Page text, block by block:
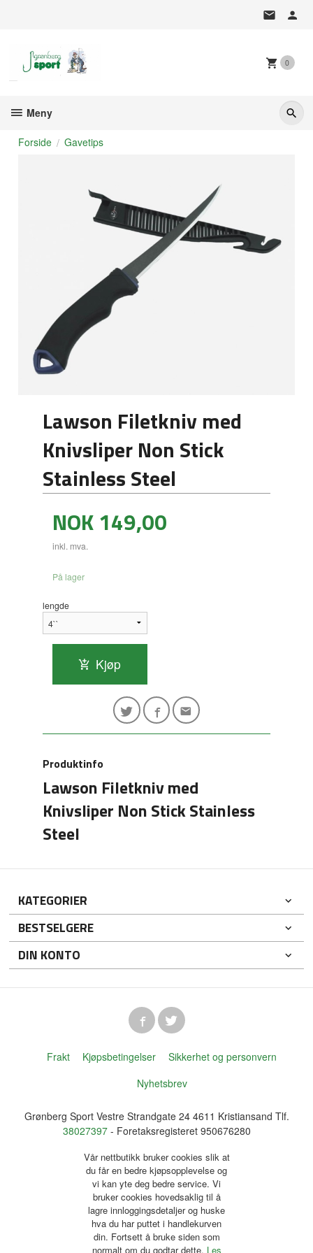
0
Meny
Forside Gavetips
Lawson Filetkniv med
Knivsliper Non Stick
Stainless Steel
Pris
NOK149,00
inkl. mva.
På lager
lengde
Kjøp
Produktinfo
Lawson Filetkniv med
Knivsliper Non Stick Stainless
Steel
KATEGORIER
BESTSELGERE
DIN KONTO
Frakt Kjøpsbetingelser
Sikkerhet og personvern
Nyhetsbrev
Grønberg Sport Vestre Strandgate 24 4611 Kristiansand Tlf.
38027397- Foretaksregisteret 950676280
Vår nettbutikk bruker cookies slik at
du får en bedre kjøpsopplevelse og
vi kan yte deg bedre service. Vi
bruker cookies hovedsaklig til å
lagre innloggingsdetaljer og huske
hva du har puttet i handlekurven
din. Fortsett å bruke siden som
normalt om du godtar dette. Les